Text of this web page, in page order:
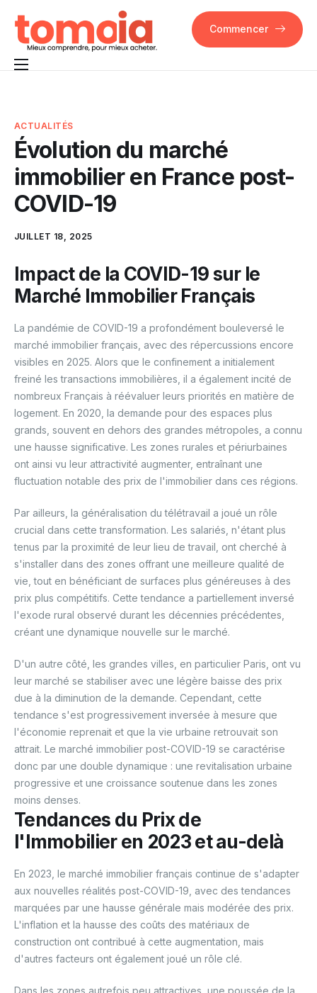
Fonctionnalités
FAQ
Contact
Commencer
ACTUALITÉS
Évolution du marché
immobilier en France post-
COVID-19
JUILLET 18, 2025
Impact de la COVID-19 sur le
Marché Immobilier Français
La pandémie de COVID-19 a profondément bouleversé le
marché immobilier français, avec des répercussions encore
visibles en 2025. Alors que le confinement a initialement
freiné les transactions immobilières, il a également incité de
nombreux Français à réévaluer leurs priorités en matière de
logement. En 2020, la demande pour des espaces plus
grands, souvent en dehors des grandes métropoles, a connu
une hausse significative. Les zones rurales et périurbaines
ont ainsi vu leur attractivité augmenter, entraînant une
fluctuation notable des prix de l'immobilier dans ces régions.
Par ailleurs, la généralisation du télétravail a joué un rôle
crucial dans cette transformation. Les salariés, n'étant plus
tenus par la proximité de leur lieu de travail, ont cherché à
s'installer dans des zones offrant une meilleure qualité de
vie, tout en bénéficiant de surfaces plus généreuses à des
prix plus compétitifs. Cette tendance a partiellement inversé
l'exode rural observé durant les décennies précédentes,
créant une dynamique nouvelle sur le marché.
D'un autre côté, les grandes villes, en particulier Paris, ont vu
leur marché se stabiliser avec une légère baisse des prix
due à la diminution de la demande. Cependant, cette
tendance s'est progressivement inversée à mesure que
l'économie reprenait et que la vie urbaine retrouvait son
attrait. Le marché immobilier post-COVID-19 se caractérise
donc par une double dynamique : une revitalisation urbaine
progressive et une croissance soutenue dans les zones
moins denses.
Tendances du Prix de
l'Immobilier en 2023 et au-delà
En 2023, le marché immobilier français continue de s'adapter
aux nouvelles réalités post-COVID-19, avec des tendances
marquées par une hausse générale mais modérée des prix.
L'inflation et la hausse des coûts des matériaux de
construction ont contribué à cette augmentation, mais
d'autres facteurs ont également joué un rôle clé.
Dans les zones autrefois peu attractives, une poussée de la